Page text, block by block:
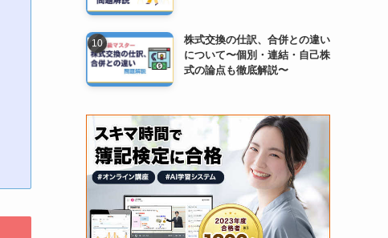
株式交換の仕訳、合併との違い
について〜個別・連結・自己株
式の論点も徹底解説〜